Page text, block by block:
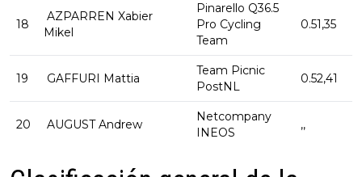
18
AZPARREN Xabier
Mikel
Pinarello Q36.5
Pro Cycling
Team
0.51,35
19 GAFFURI Mattia
Team Picnic
PostNL
0.52,41
20 AUGUST Andrew
Netcompany
INEOS
,,